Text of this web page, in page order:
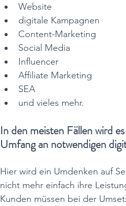
Website
digitale Kampagnen
Content-Marketing
Social Media
Influencer
Affiliate Marketing
SEA
und vieles mehr.
In den meisten Fällen wird
Umfang an notwendigen
Hier wird ein Umdenken auf
nicht mehr einfach ihre
Kunden müssen bei der